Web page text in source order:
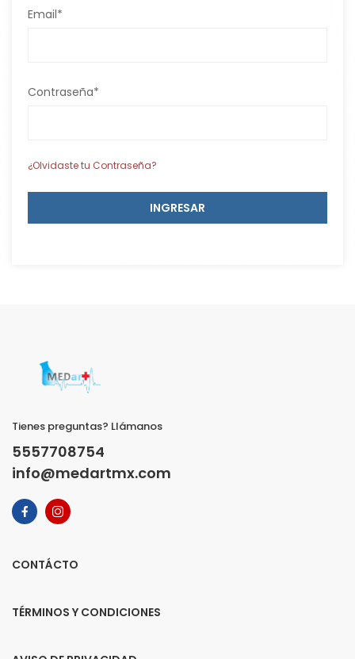
Email*
Contraseña*
¿Olvidaste tu Contraseña?
INGRESAR
Tienes preguntas? Llámanos
5557708754
info@medartmx.com
CONTÁCTO
TÉRMINOS Y CONDICIONES